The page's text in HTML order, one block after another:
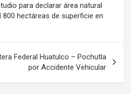
para declarar área natural
hectáreas de superficie en
Federal Huatulco – Pochutla
por Accidente Vehicular